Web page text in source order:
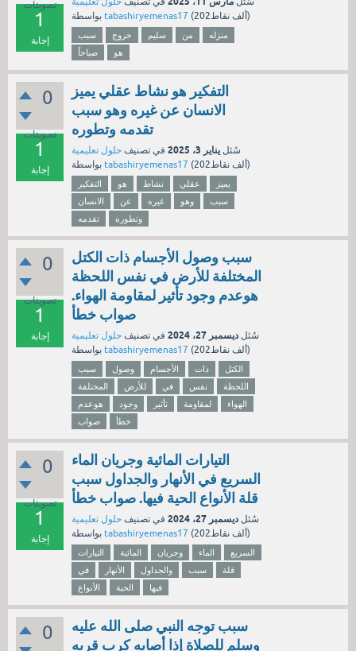
تصويتات
1
إجابة
tabashiryemenas17 ( 202ألف نقاط)
سبب خروج سليم من
منزله
صباحاً
هو
0
تصويتات
1
إجابة
التفكير هو نشاط عقلي يميز
الانسان عن غيره وهو سبب
تقدمه وتطوره
سُئل يناير 3، 2025 في تصنيف حلول تعليمية
tabashiryemenas17 ( 202ألف نقاط)
التفكير هو نشاط عقلي
يميز
الانسان
عن غيره وهو
سبب
تقدمه
وتطوره
0
تصويتات
1
إجابة
سبب وصول الأجسام ذات الكتل
المختلفة للأرض في نفس اللحظة
هوعدم وجود تأثير لمقاومة الهواء.
صواب خطأ
سُئل ديسمبر 27، 2024 في تصنيف حلول تعليمية
tabashiryemenas17 ( 202ألف نقاط)
سبب وصول الأجسام ذات
الكتل
المختلفة
للأرض في نفس
اللحظة
هوعدم
وجود تأثير لمقاومة
الهواء
صواب
خطأ
0
تصويتات
1
إجابة
التيارات المائية وجريان الماء
السريع في الأنهار والجداول سبب
قلة الأنواع الحية فيها. صواب خطأ
سُئل ديسمبر 27، 2024 في تصنيف حلول تعليمية
tabashiryemenas17 ( 202ألف نقاط)
التيارات المائية وجريان الماء
السريع
في
الأنهار والجداول سبب
قلة
الأنواع
الحية فيها
0
سبب توجه النبي صلى الله عليه
وسلم للصلاة إذا أصابه كرب قربه